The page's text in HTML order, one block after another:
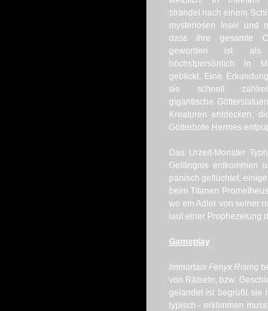
strandet nach einem
mysteriösen Insel und
dass ihre gesamte
geworden ist
höchstpersönlich in
geblickt. Eine
sie schnell
gigantische
Kreaturen entdecken,
Götterbote Hermes
Das Urzeit-Monster
Gefängnis entkommen
panisch geflüchtet,
beim Titanen
wo ein Adler von seiner
laut einer Prophezeiung
Gameplay
Immortals Fenyx Rising
von Rätseln, bzw.
gelandet ist begrüßt sie
typisch - erklimmen